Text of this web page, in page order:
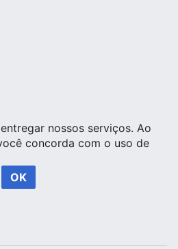
nossos serviços. Ao
concorda com o uso de
OK